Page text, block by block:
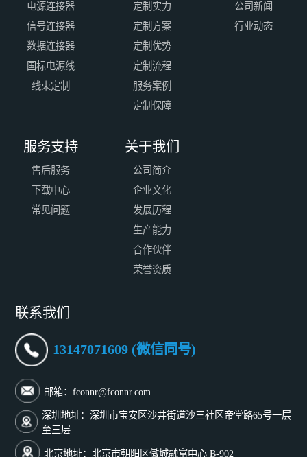
电源连接器
信号连接器
数据连接器
国标电源线
线束定制
定制实力
定制方案
定制优势
定制流程
服务案例
定制保障
公司新闻
行业动态
服务支持
售后服务
下载中心
常见问题
关于我们
公司简介
企业文化
发展历程
生产能力
合作伙伴
荣誉资质
联系我们
13147071609 (微信同号)
邮箱：fconnr@fconnr.com
深圳地址：深圳市宝安区沙井街道沙三社区帝堂路65号一层
至三层
北京地址：北京市朝阳区傲城融富中心 B-902